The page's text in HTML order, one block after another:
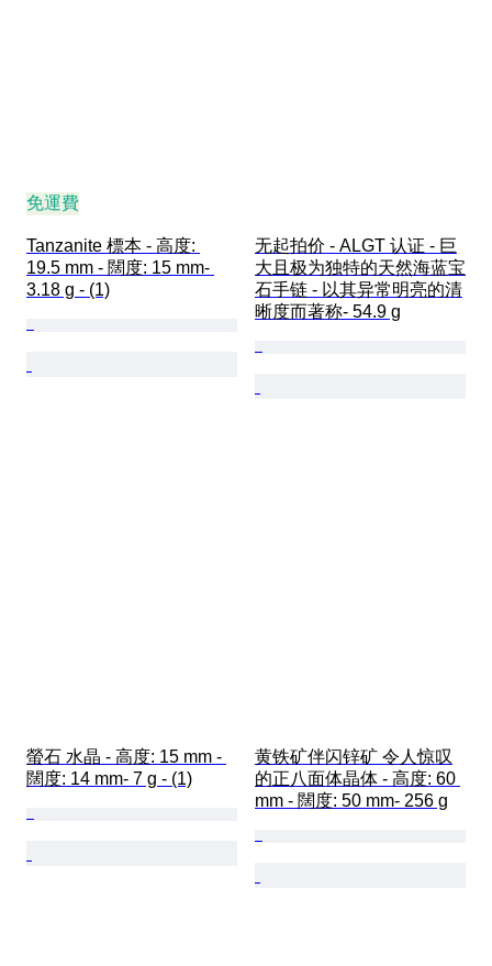
免運費
Tanzanite 標本 - 高度:
19.5 mm - 闊度: 15 mm-
3.18 g - (1)
无起拍价 - ALGT 认证 - 巨
大且极为独特的天然海蓝宝
石手链 - 以其异常明亮的清
晰度而著称- 54.9 g
螢石 水晶 - 高度: 15 mm -
闊度: 14 mm- 7 g - (1)
黄铁矿伴闪锌矿 令人惊叹
的正八面体晶体 - 高度: 60
mm - 闊度: 50 mm- 256 g